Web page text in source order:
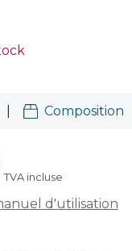
Composition
TVA incluse
d'utilisation